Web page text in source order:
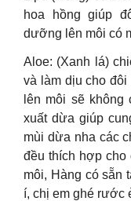
hoa hồng giúp
dưỡng lên môi có
Aloe: (Xanh lá)
và làm dịu cho
lên môi sẽ không
xuất dừa giúp
mùi dừa nha các
đều thích hợp
môi, Hàng có sẵn
í, chị em ghé rước